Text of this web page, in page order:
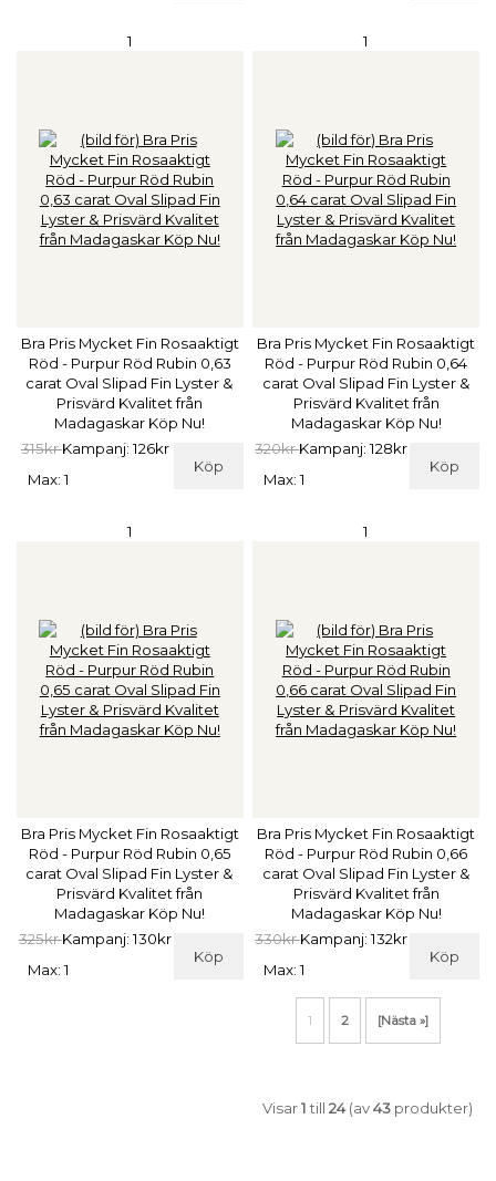
1
Bra Pris Mycket Fin Rosaaktigt
Röd - Purpur Röd Rubin 0,63
carat Oval Slipad Fin Lyster &
Prisvärd Kvalitet från
Madagaskar Köp Nu!
315krKampanj: 126kr
Köp
Max: 1
1
Bra Pris Mycket Fin Rosaaktigt
Röd - Purpur Röd Rubin 0,64
carat Oval Slipad Fin Lyster &
Prisvärd Kvalitet från
Madagaskar Köp Nu!
320krKampanj: 128kr
Köp
Max: 1
1
Bra Pris Mycket Fin Rosaaktigt
Röd - Purpur Röd Rubin 0,65
carat Oval Slipad Fin Lyster &
Prisvärd Kvalitet från
Madagaskar Köp Nu!
325krKampanj: 130kr
Köp
Max: 1
1
Bra Pris Mycket Fin Rosaaktigt
Röd - Purpur Röd Rubin 0,66
carat Oval Slipad Fin Lyster &
Prisvärd Kvalitet från
Madagaskar Köp Nu!
330krKampanj: 132kr
Köp
Max: 1
1 2 [Nästa »]
Visar1till24(av43 produkter)